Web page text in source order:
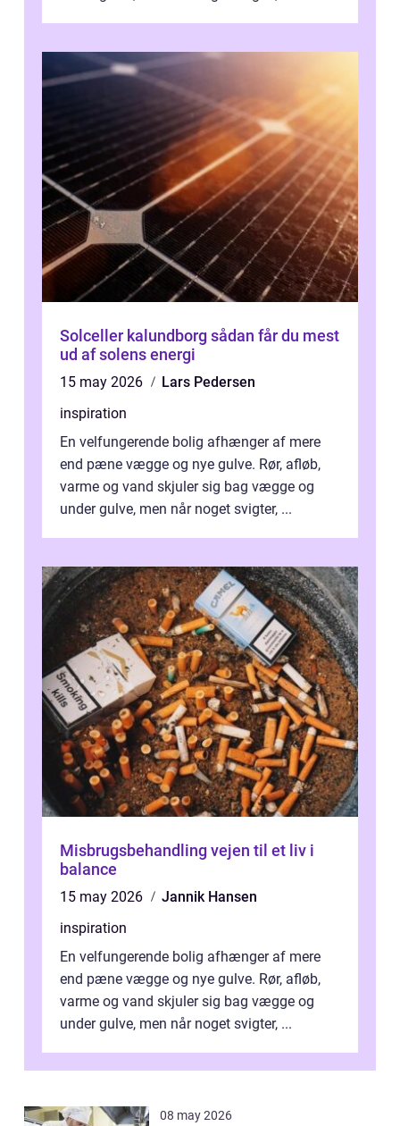
Solceller kalundborg sådan får du mest
ud af solens energi
15 may 2026
Lars Pedersen
inspiration
En velfungerende bolig afhænger af mere
end pæne vægge og nye gulve. Rør, afløb,
varme og vand skjuler sig bag vægge og
under gulve, men når noget svigter, ...
Misbrugsbehandling vejen til et liv i
balance
15 may 2026
Jannik Hansen
inspiration
En velfungerende bolig afhænger af mere
end pæne vægge og nye gulve. Rør, afløb,
varme og vand skjuler sig bag vægge og
under gulve, men når noget svigter, ...
08 may 2026